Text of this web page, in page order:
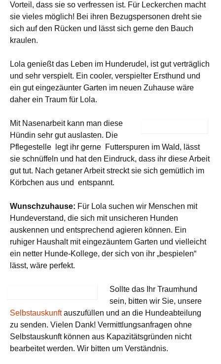
Vorteil, dass sie so verfressen ist. Für Leckerchen macht
sie vieles möglich! Bei ihren Bezugspersonen dreht sie
sich auf den Rücken und lässt sich gerne den Bauch
kraulen.
Lola genießt das Leben im Hunderudel, ist gut verträglich
und sehr verspielt. Ein cooler, verspielter Ersthund und
ein gut eingezäunter Garten im neuen Zuhause wäre
daher ein Traum für Lola.
Mit Nasenarbeit kann man diese
Hündin sehr gut auslasten. Die
Pflegestelle legt ihr gerne Futterspuren im Wald, lässt
sie schnüffeln und hat den Eindruck, dass ihr diese Arbeit
gut tut. Nach getaner Arbeit streckt sie sich gemütlich im
Körbchen aus und entspannt.
Wunschzuhause: Für Lola suchen wir Menschen mit
Hundeverstand, die sich mit unsicheren Hunden
auskennen und entsprechend agieren können. Ein
ruhiger Haushalt mit eingezäuntem Garten und vielleicht
ein netter Hunde-Kollege, der sich von ihr „bespielen“
lässt, wäre perfekt.
Sollte das Ihr Traumhund
sein, bitten wir Sie, unsere
Selbstauskunftauszufüllen und an die Hundeabteilung
zu senden. Vielen Dank! Vermittlungsanfragen ohne
Selbstauskunft können aus Kapazitätsgründen nicht
bearbeitet werden. Wir bitten um Verständnis.